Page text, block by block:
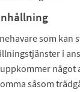
som
i
något
såsom